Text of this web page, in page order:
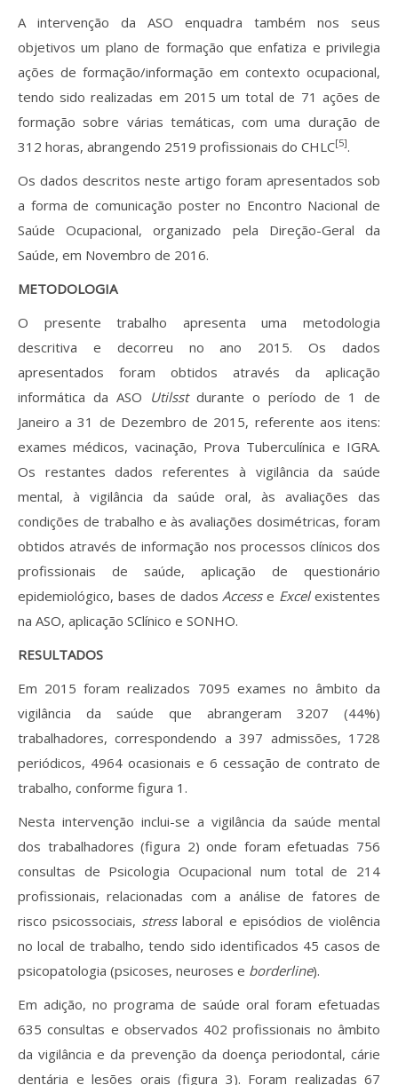
A intervenção da ASO enquadra também nos seus
objetivos um plano de formação que enfatiza e privilegia
ações de formação/informação em contexto ocupacional,
tendo sido realizadas em 2015 um total de 71 ações de
formação sobre várias temáticas, com uma duração de
312 horas, abrangendo 2519 profissionais do CHLC[5].
Os dados descritos neste artigo foram apresentados sob
a forma de comunicação poster no Encontro Nacional de
Saúde Ocupacional, organizado pela Direção-Geral da
Saúde, em Novembro de 2016.
METODOLOGIA
O presente trabalho apresenta uma metodologia
descritiva e decorreu no ano 2015. Os dados
apresentados foram obtidos através da aplicação
informática da ASO Utilsstdurante o período de 1 de
Janeiro a 31 de Dezembro de 2015, referente aos itens:
exames médicos, vacinação, Prova Tuberculínica e IGRA.
Os restantes dados referentes à vigilância da saúde
mental, à vigilância da saúde oral, às avaliações das
condições de trabalho e às avaliações dosimétricas, foram
obtidos através de informação nos processos clínicos dos
profissionais de saúde, aplicação de questionário
epidemiológico, bases de dadosAccesse Excelexistentes
na ASO, aplicação SClínico e SONHO.
RESULTADOS
Em 2015 foram realizados 7095 exames no âmbito da
vigilância da saúde que abrangeram 3207 (44%)
trabalhadores, correspondendo a 397 admissões, 1728
periódicos, 4964 ocasionais e 6 cessação de contrato de
trabalho, conforme figura 1.
Nesta intervenção inclui-se a vigilância da saúde mental
dos trabalhadores (figura 2) onde foram efetuadas 756
consultas de Psicologia Ocupacional num total de 214
profissionais, relacionadas com a análise de fatores de
risco psicossociais, stresslaboral e episódios de violência
no local de trabalho, tendo sido identificados 45 casos de
psicopatologia (psicoses, neuroses e borderline).
Em adição, no programa de saúde oral foram efetuadas
635 consultas e observados 402 profissionais no âmbito
da vigilância e da prevenção da doença periodontal, cárie
dentária e lesões orais (figura 3). Foram realizadas 67